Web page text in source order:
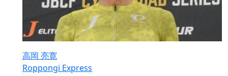
高岡 亮寛
Roppongi Express